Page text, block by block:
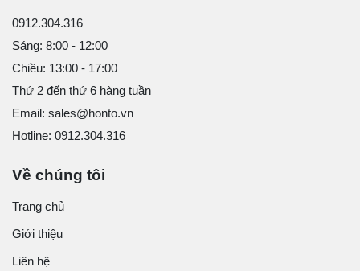
0912.304.316
Sáng: 8:00 - 12:00
Chiều: 13:00 - 17:00
Thứ 2 đến thứ 6 hàng tuần
Email: sales@honto.vn
Hotline: 0912.304.316
Về chúng tôi
Trang chủ
Giới thiệu
Liên hệ